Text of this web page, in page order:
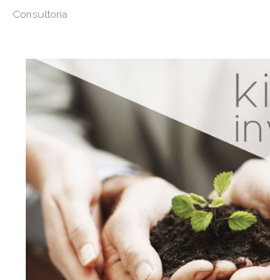
Consultoria